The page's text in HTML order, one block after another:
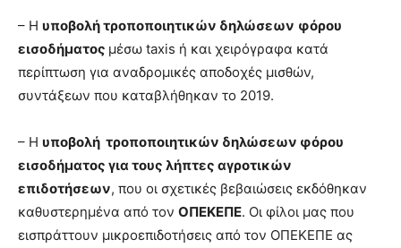
– H υποβολή τροποποιητικών δηλώσεων φόρου
εισοδήματος μέσω taxis ή και χειρόγραφα κατά
περίπτωση για αναδρομικές αποδοχές μισθών,
συντάξεων που καταβλήθηκαν το 2019.
– H υποβολή τροποποιητικών δηλώσεων φόρου
εισοδήματος για τους λήπτες αγροτικών
επιδοτήσεων, που οι σχετικές βεβαιώσεις εκδόθηκαν
καθυστερημένα από τον ΟΠΕΚΕΠΕ. Οι φίλοι μας που
εισπράττουν μικροεπιδοτήσεις από τον ΟΠΕΚΕΠΕ ας